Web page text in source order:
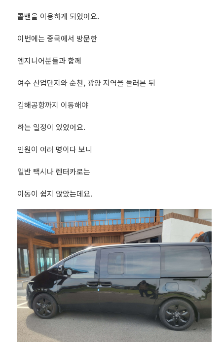
콜밴을 이용하게 되었어요.
이번에는 중국에서 방문한
엔지니어분들과 함께
여수 산업단지와 순천, 광양 지역을 둘러본 뒤
김해공항까지 이동해야
하는 일정이 있었어요.
인원이 여러 명이다 보니
일반 택시나 렌터카로는
이동이 쉽지 않았는데요.